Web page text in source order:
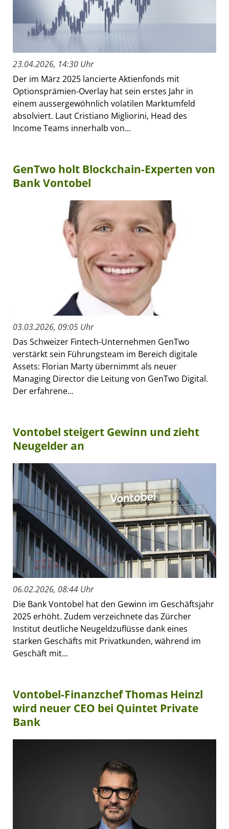
23.04.2026, 14:30 Uhr
Der im März 2025 lancierte Aktienfonds mit
Optionsprämien-Overlay hat sein erstes Jahr in
einem aussergewöhnlich volatilen Marktumfeld
absolviert. Laut Cristiano Migliorini, Head des
Income Teams innerhalb von...
GenTwo holt Blockchain-Experten von
Bank Vontobel
03.03.2026, 09:05 Uhr
Das Schweizer Fintech-Unternehmen GenTwo
verstärkt sein Führungsteam im Bereich digitale
Assets: Florian Marty übernimmt als neuer
Managing Director die Leitung von GenTwo Digital.
Der erfahrene...
Vontobel steigert Gewinn und zieht
Neugelder an
06.02.2026, 08:44 Uhr
Die Bank Vontobel hat den Gewinn im Geschäftsjahr
2025 erhöht. Zudem verzeichnete das Zürcher
Institut deutliche Neugeldzuflüsse dank eines
starken Geschäfts mit Privatkunden, während im
Geschäft mit...
Vontobel-Finanzchef Thomas Heinzl
wird neuer CEO bei Quintet Private
Bank